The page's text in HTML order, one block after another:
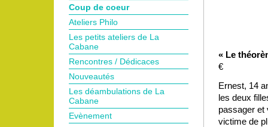
« Le
€
Ernest, 14
les deux
passager et
victime de
Coup de coeur
Ateliers Philo
Les petits ateliers de La
Cabane
Rencontres / Dédicaces
Nouveautés
Les déambulations de La
Cabane
Evènement